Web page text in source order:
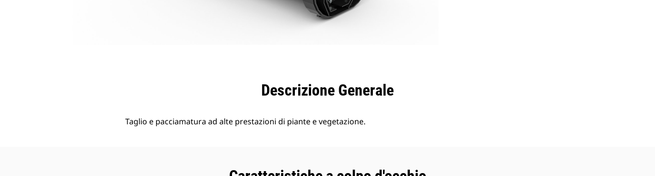
Descrizione Generale
Taglio e pacciamatura ad alte prestazioni di piante e vegetazione.